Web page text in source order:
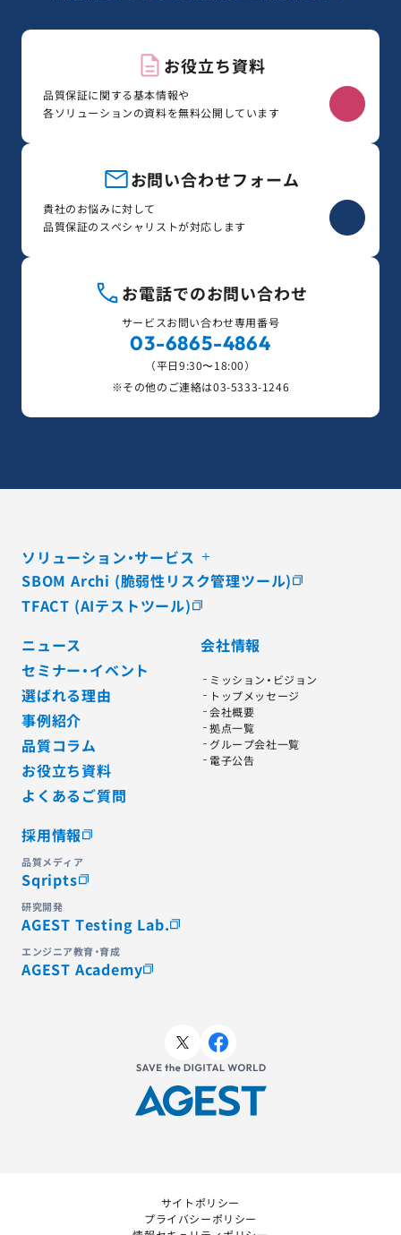
お役立ち資料
品質保証に関する基本情報や
各ソリューションの資料を無料公開しています
お問い合わせフォーム
貴社のお悩みに対して
品質保証のスペシャリストが対応します
お電話でのお問い合わせ
サービスお問い合わせ専用番号
03-6865-4864
（平日9:30〜18:00）
※その他のご連絡は03-5333-1246
ソリューション・サービス
SBOM Archi (脆弱性リスク管理ツール)
TFACT (AIテストツール)
ニュース
セミナー・イベント
選ばれる理由
事例紹介
品質コラム
お役立ち資料
よくあるご質問
会社情報
ミッション・ビジョン
トップメッセージ
会社概要
拠点一覧
グループ会社一覧
電子公告
採用情報
品質メディア
Sqripts
研究開発
AGEST Testing Lab.
エンジニア教育・育成
AGEST Academy
サイトポリシー
プライバシーポリシー